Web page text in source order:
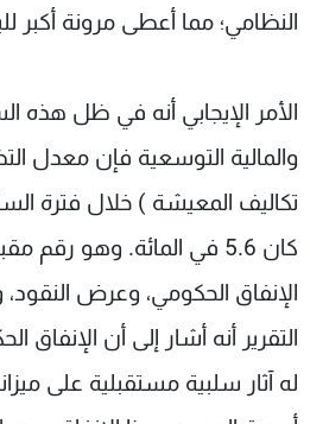
النظامي؛ مما أعطى مرونة أكبر
الأمر الإيجابي أنه في ظل هذه
والمالية التوسعية فإن معدل
تكاليف المعيشة ) خلال فترة
كان 5.6 في المائة. وهو
الإنفاق الحكومي، وعرض
التقرير أنه أشار إلى أن الإنفاق
له آثار سلبية مستقبلية على